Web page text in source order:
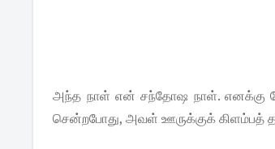
அந்த நாள் என் சந்தோஷ நாள். எனக்கு
சென்றபோது, அவள் ஊருக்குக் கிளம்பத்